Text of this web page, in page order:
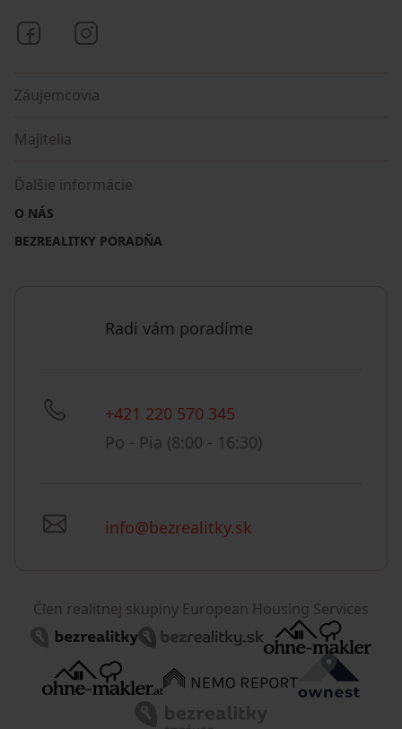
Bezrealitky na Facebooku
Záujemcovia
Majitelia
Ďalšie informácie
O NÁS
BEZREALITKY PORADŇA
Radi vám poradíme
+421 220 570 345
Po - Pia (8:00 - 16:30)
info@bezrealitky.sk
Člen realitnej skupiny European Housing Services